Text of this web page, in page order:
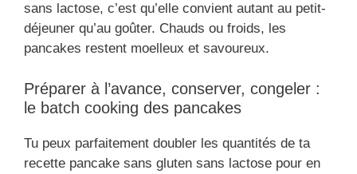
sans lactose, c’est qu’elle convient autant au petit-
déjeuner qu’au goûter. Chauds ou froids, les
pancakes restent moelleux et savoureux.
Préparer à l’avance, conserver, congeler :
le batch cooking des pancakes
Tu peux parfaitement doubler les quantités de ta
recette pancake sans gluten sans lactose pour en